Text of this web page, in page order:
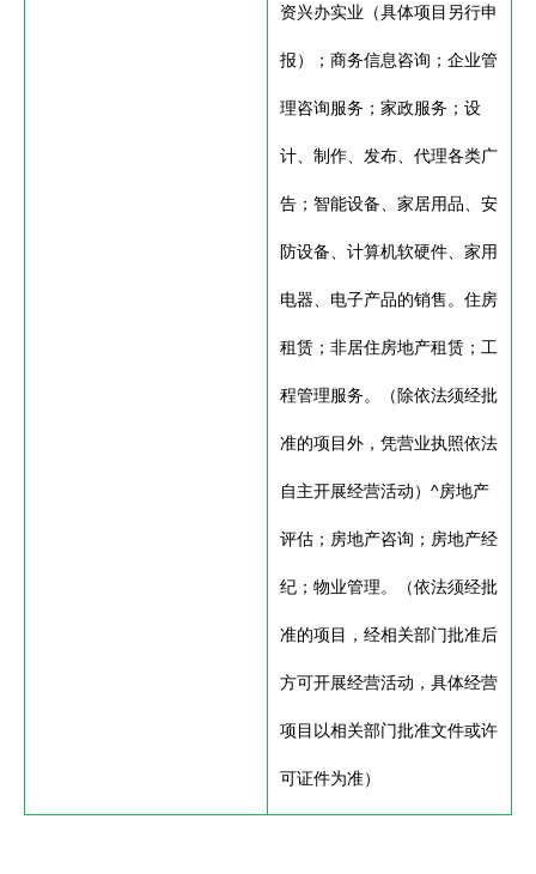
资兴办实业（具体项目另行申
报）；商务信息咨询；企业管
理咨询服务；家政服务；设
计、制作、发布、代理各类广
告；智能设备、家居用品、安
防设备、计算机软硬件、家用
电器、电子产品的销售。住房
租赁；非居住房地产租赁；工
程管理服务。（除依法须经批
准的项目外，凭营业执照依法
自主开展经营活动）^房地产
评估；房地产咨询；房地产经
纪；物业管理。（依法须经批
准的项目，经相关部门批准后
方可开展经营活动，具体经营
项目以相关部门批准文件或许
可证件为准）